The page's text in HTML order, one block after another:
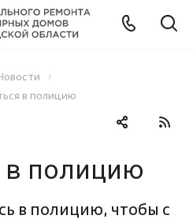
в полицию
в полицию
в полицию, чтобы с